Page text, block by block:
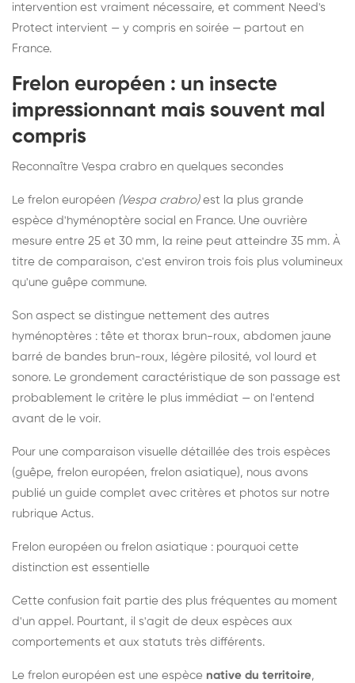
intervention est vraiment nécessaire, et comment Need's
Protect intervient — y compris en soirée — partout en
France.
Frelon européen : un insecte
impressionnant mais souvent mal
compris
Reconnaître Vespa crabro en quelques secondes
Le frelon européen (Vespa crabro)est la plus grande
espèce d'hyménoptère social en France. Une ouvrière
mesure entre 25 et 30 mm, la reine peut atteindre 35 mm. À
titre de comparaison, c'est environ trois fois plus volumineux
qu'une guêpe commune.
Son aspect se distingue nettement des autres
hyménoptères : tête et thorax brun-roux, abdomen jaune
barré de bandes brun-roux, légère pilosité, vol lourd et
sonore. Le grondement caractéristique de son passage est
probablement le critère le plus immédiat — on l'entend
avant de le voir.
Pour une comparaison visuelle détaillée des trois espèces
(guêpe, frelon européen, frelon asiatique), nous avons
publié un guide complet avec critères et photos sur notre
rubrique Actus.
Frelon européen ou frelon asiatique : pourquoi cette
distinction est essentielle
Cette confusion fait partie des plus fréquentes au moment
d'un appel. Pourtant, il s'agit de deux espèces aux
comportements et aux statuts très différents.
Le frelon européen est une espèce native du territoire,